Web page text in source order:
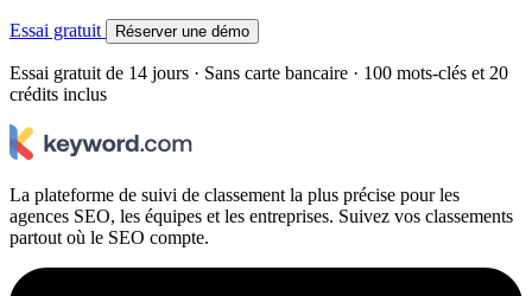
Essai gratuit Réserver une démo
Essai gratuit de 14 jours · Sans carte bancaire · 100 mots-clés et 20
crédits inclus
La plateforme de suivi de classement la plus précise pour les
agences SEO, les équipes et les entreprises. Suivez vos classements
partout où le SEO compte.